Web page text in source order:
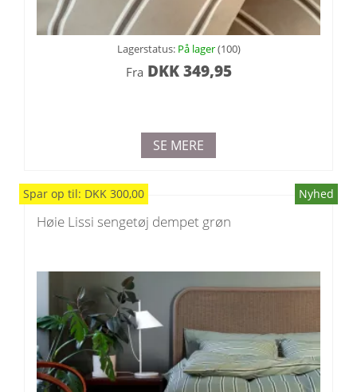
Lagerstatus: På lager(100)
Fra DKK349,95
SE MERE
Spar op til: DKK 300,00 Nyhed
Høie Lissi sengetøj dempet grøn